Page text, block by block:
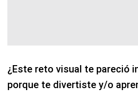
¿Este reto visual te pareció
porque te divertiste y/o